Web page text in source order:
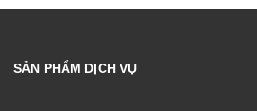
SẢN PHẨM DỊCH VỤ